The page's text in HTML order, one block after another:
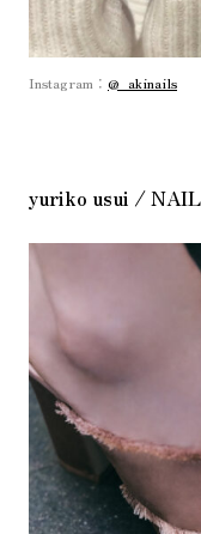
Instagram： @_akinails
yuriko usui /